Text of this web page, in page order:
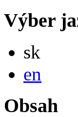
Výber
sk
en
Obsah